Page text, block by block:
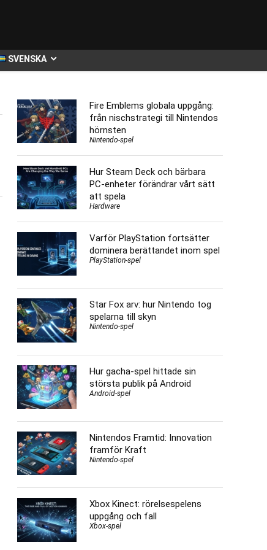
SVENSKA
Fire Emblems globala uppgång:
från nischstrategi till Nintendos
hörnsten
Nintendo-spel
Hur Steam Deck och bärbara
PC-enheter förändrar vårt sätt
att spela
Hardware
Varför PlayStation fortsätter
dominera berättandet inom spel
PlayStation-spel
Star Fox arv: hur Nintendo tog
spelarna till skyn
Nintendo-spel
Hur gacha-spel hittade sin
största publik på Android
Android-spel
Nintendos Framtid: Innovation
framför Kraft
Nintendo-spel
Xbox Kinect: rörelsespelens
uppgång och fall
Xbox-spel